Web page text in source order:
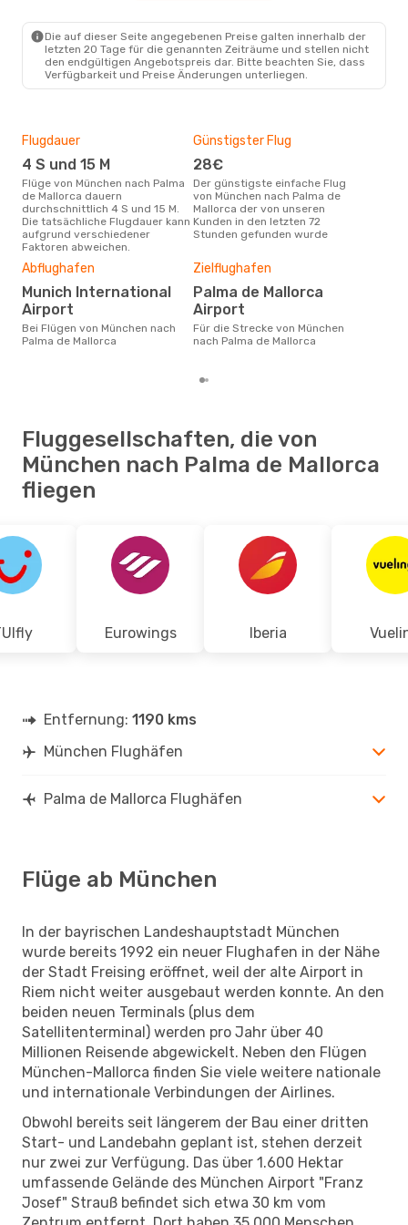
PMI- MUC
Die auf dieser Seite angegebenen Preise galten innerhalb der
letzten 20 Tage für die genannten Zeiträume und stellen nicht
den endgültigen Angebotspreis dar. Bitte beachten Sie, dass
Verfügbarkeit und Preise Änderungen unterliegen.
Flugdauer
4 S und 15 M
Flüge von München nach Palma
de Mallorca dauern
durchschnittlich 4 S und 15 M.
Die tatsächliche Flugdauer kann
aufgrund verschiedener
Faktoren abweichen.
Günstigster Flug
28€
Der günstigste einfache Flug
von München nach Palma de
Mallorca der von unseren
Kunden in den letzten 72
Stunden gefunden wurde
Abflughafen
Munich International
Airport
Bei Flügen von München nach
Palma de Mallorca
Zielflughafen
Palma de Mallorca
Airport
Für die Strecke von München
nach Palma de Mallorca
Fluggesellschaften, die von
München nach Palma de Mallorca
fliegen
Eurowings Iberia
Entfernung: 1190 kms
München Flughäfen
Palma de Mallorca Flughäfen
Flüge ab München
In der bayrischen Landeshauptstadt München
wurde bereits 1992 ein neuer Flughafen in der Nähe
der Stadt Freising eröffnet, weil der alte Airport in
Riem nicht weiter ausgebaut werden konnte. An den
beiden neuen Terminals (plus dem
Satellitenterminal) werden pro Jahr über 40
Millionen Reisende abgewickelt. Neben den Flügen
München-Mallorca finden Sie viele weitere nationale
und internationale Verbindungen der Airlines.
Obwohl bereits seit längerem der Bau einer dritten
Start- und Landebahn geplant ist, stehen derzeit
nur zwei zur Verfügung. Das über 1.600 Hektar
umfassende Gelände des München Airport "Franz
Josef" Strauß befindet sich etwa 30 km vom